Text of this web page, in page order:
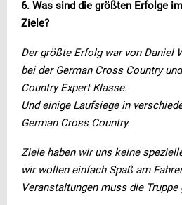
6. Was sind die größten Erfolge
Ziele?
Der größte Erfolg war von Daniel
bei der German Cross Country
Country Expert Klasse.
Und einige Laufsiege in
German Cross Country.
Ziele haben wir uns keine
wir wollen einfach Spaß am
Veranstaltungen muss die